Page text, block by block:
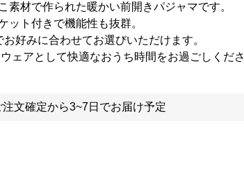
素材で作られた暖かい前開きパジャマです。
ット付きで機能性も抜群。
好みに合わせてお選びいただけます。
ェアとして快適なおうち時間をお過ごしくださ
注文確定から3~7日でお届け予定